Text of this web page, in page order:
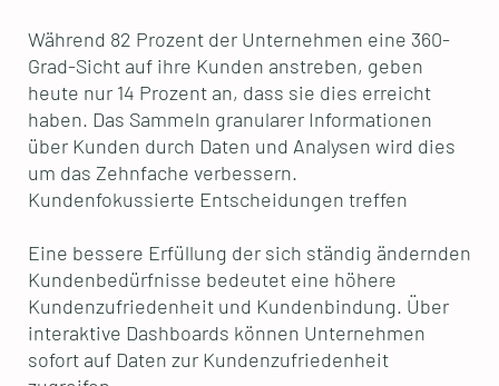
Während 82 Prozent der Unternehmen eine 360-
Grad-Sicht auf ihre Kunden anstreben, geben
heute nur 14 Prozent an, dass sie dies erreicht
haben. Das Sammeln granularer Informationen
über Kunden durch Daten und Analysen wird dies
um das Zehnfache verbessern.
Kundenfokussierte Entscheidungen treffen
Eine bessere Erfüllung der sich ständig ändernden
Kundenbedürfnisse bedeutet eine höhere
Kundenzufriedenheit und Kundenbindung. Über
interaktive Dashboards können Unternehmen
sofort auf Daten zur Kundenzufriedenheit